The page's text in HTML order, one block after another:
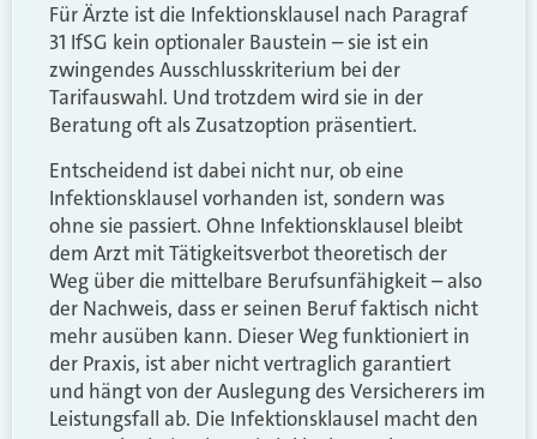
Für Ärzte ist die Infektionsklausel nach Paragraf
31 IfSG kein optionaler Baustein – sie ist ein
zwingendes Ausschlusskriterium bei der
Tarifauswahl. Und trotzdem wird sie in der
Beratung oft als Zusatzoption präsentiert.
Entscheidend ist dabei nicht nur, ob eine
Infektionsklausel vorhanden ist, sondern was
ohne sie passiert. Ohne Infektionsklausel bleibt
dem Arzt mit Tätigkeitsverbot theoretisch der
Weg über die mittelbare Berufsunfähigkeit – also
der Nachweis, dass er seinen Beruf faktisch nicht
mehr ausüben kann. Dieser Weg funktioniert in
der Praxis, ist aber nicht vertraglich garantiert
und hängt von der Auslegung des Versicherers im
Leistungsfall ab. Die Infektionsklausel macht den